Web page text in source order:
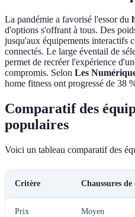
La pandémie a favorisé l'essor du
d'options s'offrant à tous. Des
jusqu'aux équipements interactifs
connectés. Le large éventail de
permet de recréer l'expérience
compromis. Selon Les
home fitness ont progressé de 38
Comparatif des
populaires
Voici un tableau comparatif des
Critère Chaussures de
Prix Moyen